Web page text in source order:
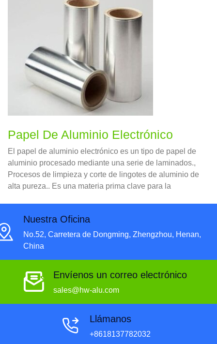
Papel De Aluminio Electrónico
El papel de aluminio electrónico es un tipo de papel de
aluminio procesado mediante una serie de laminados.,
Procesos de limpieza y corte de lingotes de aluminio de
alta pureza.. Es una materia prima clave para la
Nuestra Oficina
No.52, Carretera de Dongming, Zhengzhou, Henan,
China
Envíenos un correo electrónico
sales@hw-alu.com
Llámanos
+8618137782032